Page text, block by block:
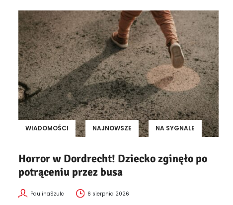
WIADOMOŚCI NAJNOWSZE NA SYGNALE
Horror w Dordrecht! Dziecko zginęło po
potrąceniu przez busa
PaulinaSzulc 6 sierpnia 2026